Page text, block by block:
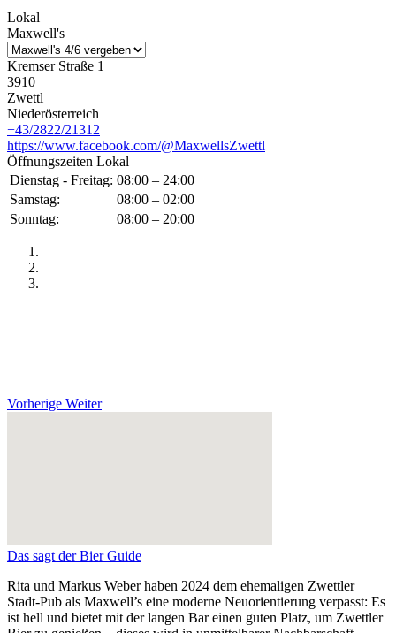
Lokal
Maxwell's
Kremser Straße 1
3910
Zwettl
Niederösterreich
+43/2822/21312
https://www.facebook.com/@MaxwellsZwettl
Öffnungszeiten Lokal
Dienstag - Freitag: 08:00 – 24:00
Samstag:
08:00 – 02:00
Sonntag:
08:00 – 20:00
Vorherige Weiter
Das sagt der Bier Guide
Rita und Markus Weber haben 2024 dem ehemaligen Zwettler
Stadt-Pub als Maxwell’s eine moderne Neuorientierung verpasst: Es
ist hell und bietet mit der langen Bar einen guten Platz, um Zwettler